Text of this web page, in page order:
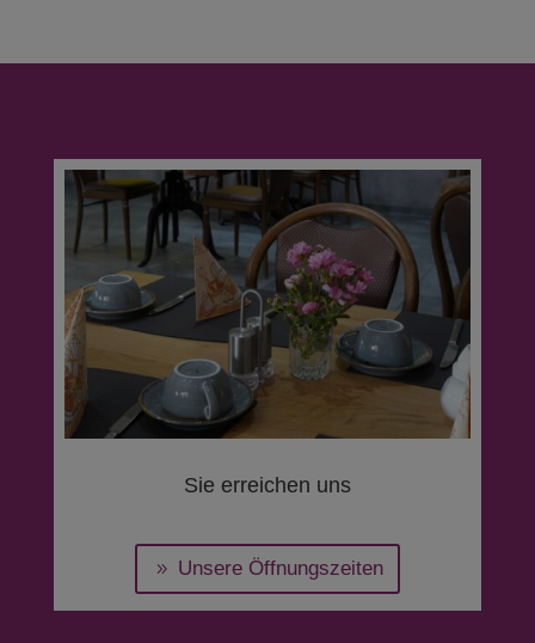
Sie erreichen uns
Unsere Öffnungszeiten